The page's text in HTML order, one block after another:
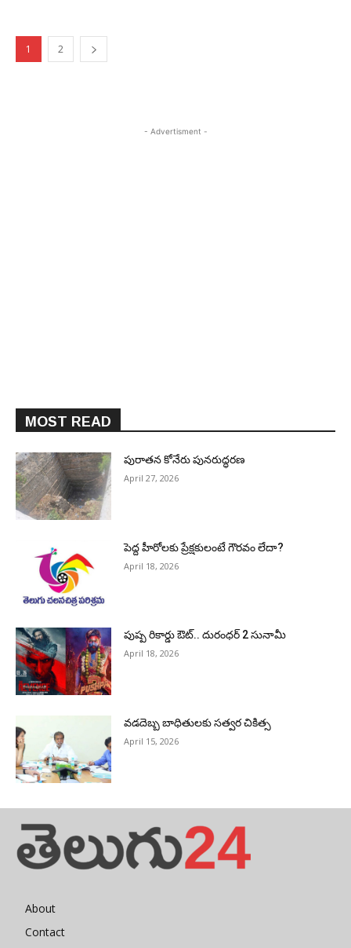
1 2
- Advertisment -
MOST READ
పురాత‌న కోనేరు పున‌రుద్ధ‌ర‌ణ
April 27, 2026
పెద్ద హీరోల‌కు ప్రేక్ష‌కులంటే గౌర‌వం లేదా?
April 18, 2026
పుష్ప రికార్డు ఔట్‌.. దురంధ‌ర్ 2 సునామీ
April 18, 2026
వడదెబ్బ బాధితులకు సత్వర చికిత్స
April 15, 2026
About
Contact